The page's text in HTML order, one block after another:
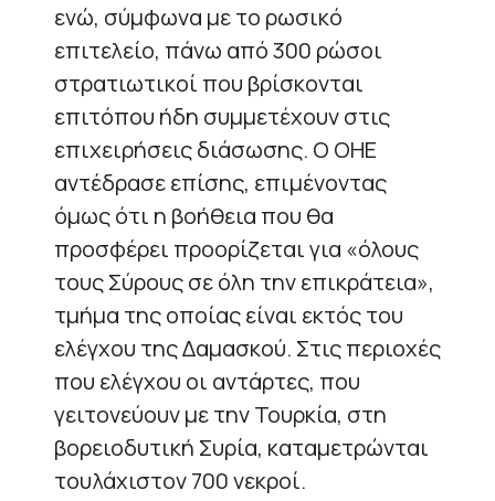
ενώ, σύμφωνα με το ρωσικό
επιτελείο, πάνω από 300 ρώσοι
στρατιωτικοί που βρίσκονται
επιτόπου ήδη συμμετέχουν στις
επιχειρήσεις διάσωσης. Ο ΟΗΕ
αντέδρασε επίσης, επιμένοντας
όμως ότι η βοήθεια που θα
προσφέρει προορίζεται για «όλους
τους Σύρους σε όλη την επικράτεια»,
τμήμα της οποίας είναι εκτός του
ελέγχου της Δαμασκού. Στις περιοχές
που ελέγχου οι αντάρτες, που
γειτονεύουν με την Τουρκία, στη
βορειοδυτική Συρία, καταμετρώνται
τουλάχιστον 700 νεκροί.